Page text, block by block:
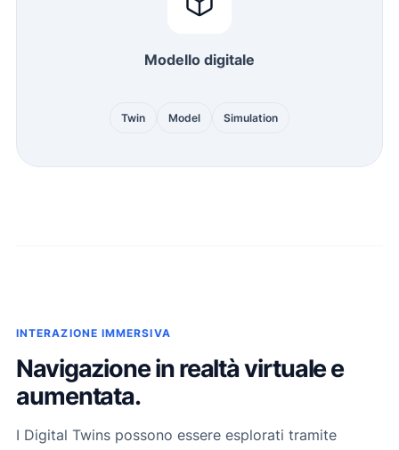
Modello digitale
Twin Model Simulation
INTERAZIONE IMMERSIVA
Navigazione in realtà virtuale e
aumentata.
I Digital Twins possono essere esplorati tramite